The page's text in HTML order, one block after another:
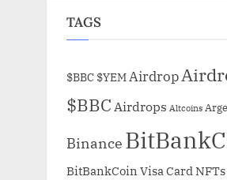
TAGS
$BBC $YEMAirdrop
$BBCAirdrops Altcoins
Binance
BitBankCoin Visa Card NFTs